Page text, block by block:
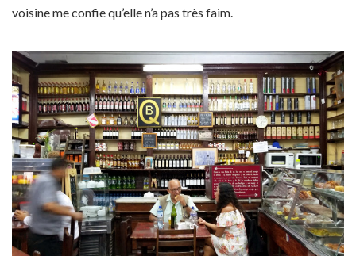
voisine me confie qu’elle n’a pas très faim.